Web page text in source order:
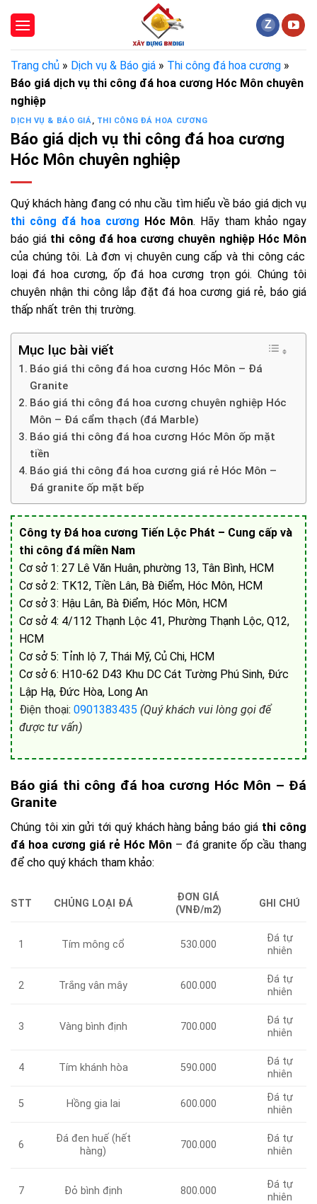
Trang chủ » Dịch vụ & Báo giá » Thi công đá hoa cương »
Báo giá dịch vụ thi công đá hoa cương Hóc Môn chuyên
nghiệp
DỊCH VỤ & BÁO GIÁ, THI CÔNG ĐÁ HOA CƯƠNG
Báo giá dịch vụ thi công đá hoa cương
Hóc Môn chuyên nghiệp
Quý khách hàng đang có nhu cầu tìm hiểu về báo giá dịch vụ
thi công đá hoa cương Hóc Môn. Hãy tham khảo ngay
báo giá thi công đá hoa cương chuyên nghiệp Hóc Môn
của chúng tôi. Là đơn vị chuyên cung cấp và thi công các
loại đá hoa cương, ốp đá hoa cương trọn gói. Chúng tôi
chuyên nhận thi công lắp đặt đá hoa cương giá rẻ, báo giá
thấp nhất trên thị trường.
Mục lục bài viết
Báo giá thi công đá hoa cương Hóc Môn – Đá
Granite
Báo giá thi công đá hoa cương chuyên nghiệp Hóc
Môn – Đá cẩm thạch (đá Marble)
Báo giá thi công đá hoa cương Hóc Môn ốp mặt
tiền
Báo giá thi công đá hoa cương giá rẻ Hóc Môn –
Đá granite ốp mặt bếp
Công ty Đá hoa cương Tiến Lộc Phát – Cung cấp và
thi công đá miền Nam
Cơ sở 1: 27 Lê Văn Huân, phường 13, Tân Bình, HCM
Cơ sở 2: TK12, Tiền Lân, Bà Điểm, Hóc Môn, HCM
Cơ sở 3: Hậu Lân, Bà Điểm, Hóc Môn, HCM
Cơ sở 4: 4/112 Thạnh Lộc 41, Phường Thạnh Lộc, Q12,
HCM
Cơ sở 5: Tỉnh lộ 7, Thái Mỹ, Củ Chi, HCM
Cơ sở 6: H10-62 D43 Khu DC Cát Tường Phú Sinh, Đức
Lập Hạ, Đức Hòa, Long An
Điện thoại: 0901383435 (Quý khách vui lòng gọi để
được tư vấn)
Báo giá thi công đá hoa cương Hóc Môn – Đá
Granite
Chúng tôi xin gửi tới quý khách hàng bảng báo giá thi công
đá hoa cương giá rẻ Hóc Môn – đá granite ốp cầu thang
để cho quý khách tham khảo:
STT CHỦNG LOẠI ĐÁ
ĐƠN GIÁ
(VNĐ/m2)
GHI CHÚ
1 Tím mông cổ 530.000
Đá tự
nhiên
2 Trắng vân mây 600.000
Đá tự
nhiên
3 Vàng bình định 700.000
Đá tự
nhiên
4 Tím khánh hòa 590.000
Đá tự
nhiên
5 Hồng gia lai 600.000
Đá tự
nhiên
6
Đá đen huế (hết
hàng)
700.000
Đá tự
nhiên
7 Đỏ bình định 800.000
Đá tự
nhiên